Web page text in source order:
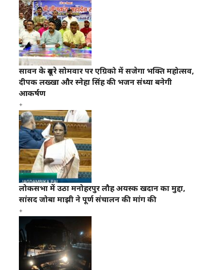
सावन के दूसरे सोमवार पर एग्रिको में सजेगा भक्ति महोत्सव,
दीपक लख्खा और स्नेहा सिंह की भजन संध्या बनेगी
आकर्षण
लोकसभा में उठा मनोहरपुर लौह अयस्क खदान का मुद्दा,
सांसद जोबा माझी ने पूर्ण संचालन की मांग की